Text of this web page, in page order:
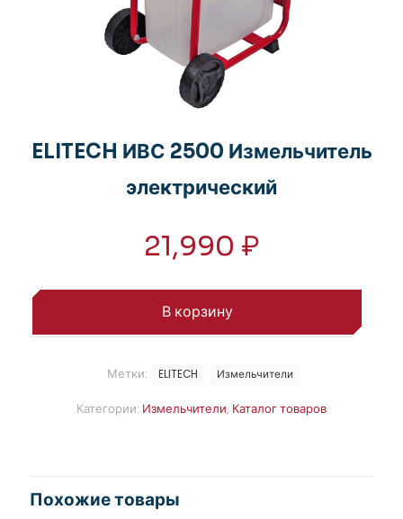
ELITECH ИВС 2500 Измельчитель
электрический
21,990 ₽
В корзину
Категории: Измельчители, Каталог товаров
Метки: ELITECH Измельчители
Похожие товары